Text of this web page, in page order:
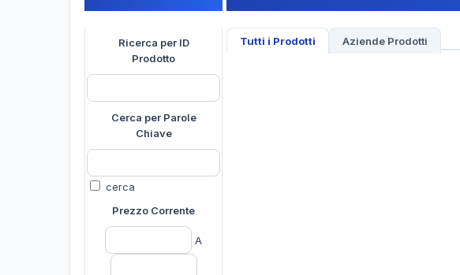
Ricerca per ID
Prodotto
Cerca per Parole
Chiave
cerca
Prezzo Corrente
A
Tutti i Prodotti Aziende Prodotti